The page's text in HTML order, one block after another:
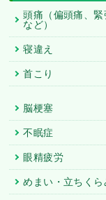
頭痛（偏頭痛、緊
など）
寝違え
首こり
脳梗塞
不眠症
眼精疲労
めまい・立ちくら